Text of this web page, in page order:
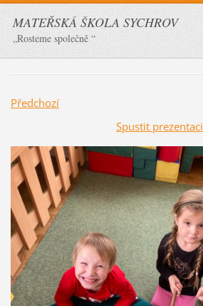
MATEŘSKÁ ŠKOLA SYCHROV
„Rosteme společně “
Předchozí
Spustit prezentaci